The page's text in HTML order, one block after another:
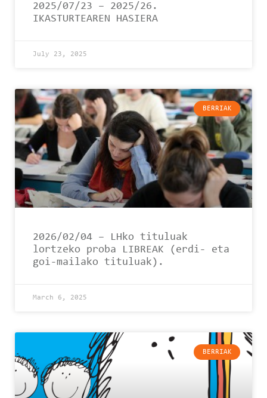
2025/07/23 – 2025/26.
IKASTURTEAREN HASIERA
July 23, 2025
BERRIAK
2026/02/04 – LHko tituluak
lortzeko proba LIBREAK (erdi- eta
goi-mailako tituluak).
March 6, 2025
BERRIAK